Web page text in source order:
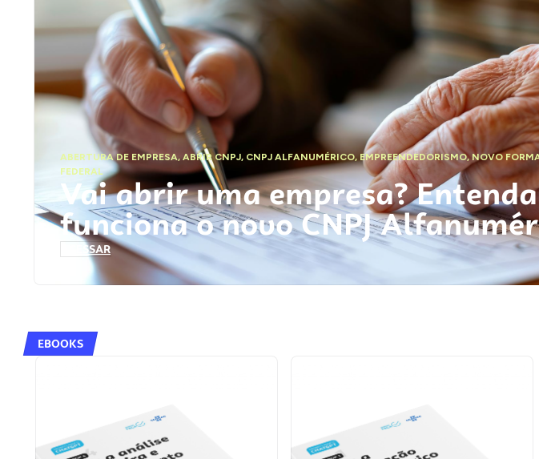
ABERTURA DE EMPRESA,ABRIR CNPJ, CNPJ ALFANUMÉRICO, EMPREENDEDORISMO,NOVO
FEDERAL
Vai abrir uma empresa?
funciona o novo CNPJ
ACESSAR
EBOOKS